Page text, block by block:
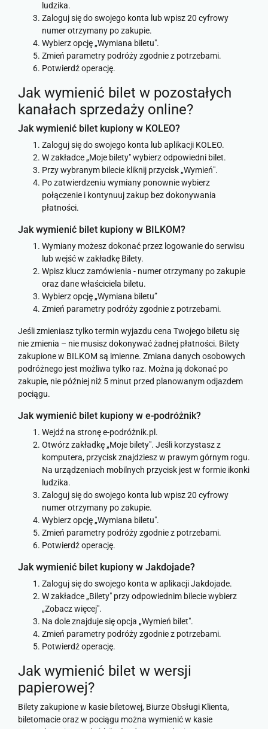
ludzika.
Zaloguj się do swojego konta lub wpisz 20 cyfrowy
numer otrzymany po zakupie.
Wybierz opcję „Wymiana biletu".
Zmień parametry podróży zgodnie z potrzebami.
Potwierdź operację.
Jak wymienić bilet w pozostałych
kanałach sprzedaży online?
Jak wymienić bilet kupiony w KOLEO?
Zaloguj się do swojego konta lub aplikacji KOLEO.
W zakładce „Moje bilety" wybierz odpowiedni bilet.
Przy wybranym bilecie kliknij przycisk „Wymień".
Po zatwierdzeniu wymiany ponownie wybierz
połączenie i kontynuuj zakup bez dokonywania
płatności.
Jak wymienić bilet kupiony w BILKOM?
Wymiany możesz dokonać przez logowanie do serwisu
lub wejść w zakładkę Bilety.
Wpisz klucz zamówienia - numer otrzymany po zakupie
oraz dane właściciela biletu.
Wybierz opcję „Wymiana biletu”
Zmień parametry podróży zgodnie z potrzebami.
Jeśli zmieniasz tylko termin wyjazdu cena Twojego biletu się
nie zmienia – nie musisz dokonywać żadnej płatności. Bilety
zakupione w BILKOM są imienne. Zmiana danych osobowych
podróżnego jest możliwa tylko raz. Można ją dokonać po
zakupie, nie później niż 5 minut przed planowanym odjazdem
pociągu.
Jak wymienić bilet kupiony w e-podróżnik?
Wejdź na stronę e-podróżnik.pl.
Otwórz zakładkę „Moje bilety". Jeśli korzystasz z
komputera, przycisk znajdziesz w prawym górnym rogu.
Na urządzeniach mobilnych przycisk jest w formie ikonki
ludzika.
Zaloguj się do swojego konta lub wpisz 20 cyfrowy
numer otrzymany po zakupie.
Wybierz opcję „Wymiana biletu".
Zmień parametry podróży zgodnie z potrzebami.
Potwierdź operację.
Jak wymienić bilet kupiony w Jakdojade?
Zaloguj się do swojego konta w aplikacji Jakdojade.
W zakładce „Bilety" przy odpowiednim bilecie wybierz
„Zobacz więcej".
Na dole znajduje się opcja „Wymień bilet".
Zmień parametry podróży zgodnie z potrzebami.
Potwierdź operację.
Jak wymienić bilet w wersji
papierowej?
Bilety zakupione w kasie biletowej, Biurze Obsługi Klienta,
biletomacie oraz w pociągu można wymienić w kasie